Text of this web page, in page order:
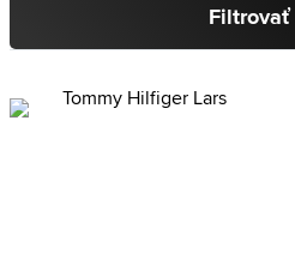
Filtrovať